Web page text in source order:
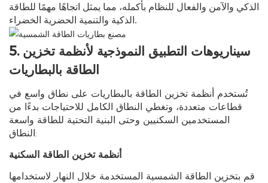
الذكي والآمن والفعال للنظام بأكمله، مما يمثل اتجاهًا مهمًا للطاقة
الذكية والتنمية الحضرية الخضراء.
5. سيناريوهات التطبيق النموذجية لأنظمة تخزين
الطاقة بالبطاريات
تُستخدم أنظمة تخزين الطاقة بالبطاريات على نطاق واسع في
قطاعات متعددة، وتغطي النطاق الكامل للاحتياجات بدءًا من
المستخدمين السكنيين وحتى البنية التحتية للطاقة واسعة
النطاق:
أنظمة تخزين الطاقة السكنية
قم بتخزين الطاقة الشمسية المستخدمة خلال النهار لاستخدامها